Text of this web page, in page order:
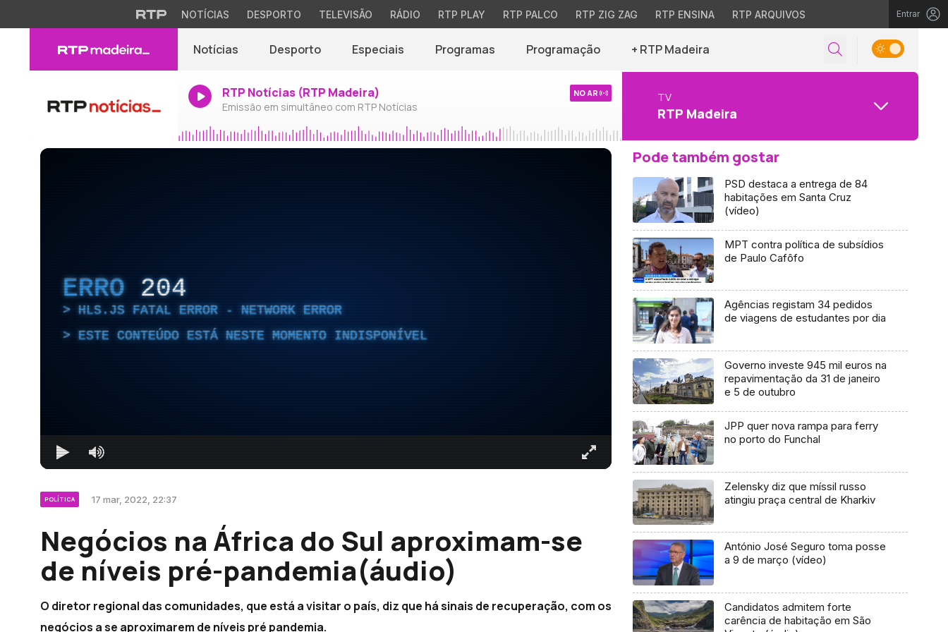
NOTÍCIAS DESPORTO TELEVISÃO RÁDIO RTP PLAY RTP PALCO RTP ZIG ZAG RTP ENSINA RTP ARQUIVOS Entrar
Notícias Desporto Especiais Programas Programação + RTP Madeira
RTP Notícias (RTP Madeira)
Emissão em simultâneo com RTP Notícias
NO AR TV
RTP Madeira
ERRO 204
HLS.JS FATAL ERROR - NETWORK ERROR
ESTE CONTEÚDO ESTÁ NESTE MOMENTO INDISPONÍVEL
POLÍTICA 17 mar, 2022, 22:37
Negócios na África do Sul aproximam-se
de níveis pré-pandemia(áudio)
O diretor regional das comunidades, que está a visitar o país, diz que há sinais de recuperação, com os
negócios a se aproximarem de níveis pré pandemia.
Pode também gostar
PSD destaca a entrega de 84
habitações em Santa Cruz
(vídeo)
MPT contra política de subsídios
de Paulo Cafôfo
Agências registam 34 pedidos
de viagens de estudantes por dia
Governo investe 945 mil euros na
repavimentação da 31 de janeiro
e 5 de outubro
JPP quer nova rampa para ferry
no porto do Funchal
Zelensky diz que míssil russo
atingiu praça central de Kharkiv
António José Seguro toma posse
a 9 de março (vídeo)
Candidatos admitem forte
carência de habitação em São